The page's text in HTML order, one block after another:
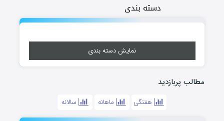
دسته بندی
نمایش دسته بندی
مطالب پربازدید
هفتگی ماهانه سالانه